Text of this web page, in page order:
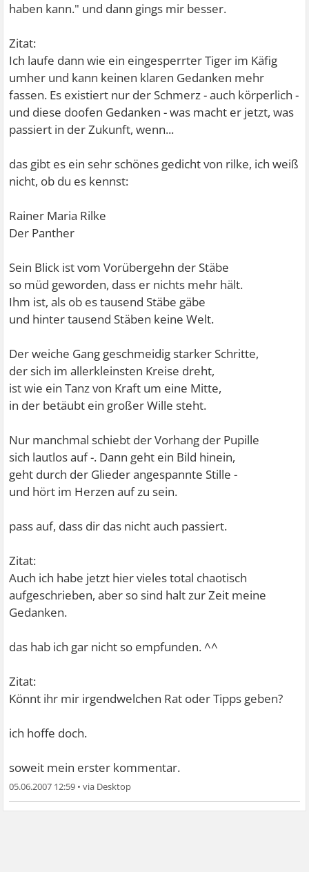
haben kann." und dann gings mir besser.
Zitat:
Ich laufe dann wie ein eingesperrter Tiger im Käfig
umher und kann keinen klaren Gedanken mehr
fassen. Es existiert nur der Schmerz - auch körperlich -
und diese doofen Gedanken - was macht er jetzt, was
passiert in der Zukunft, wenn...
das gibt es ein sehr schönes gedicht von rilke, ich weiß
nicht, ob du es kennst:
Rainer Maria Rilke
Der Panther
Sein Blick ist vom Vorübergehn der Stäbe
so müd geworden, dass er nichts mehr hält.
Ihm ist, als ob es tausend Stäbe gäbe
und hinter tausend Stäben keine Welt.
Der weiche Gang geschmeidig starker Schritte,
der sich im allerkleinsten Kreise dreht,
ist wie ein Tanz von Kraft um eine Mitte,
in der betäubt ein großer Wille steht.
Nur manchmal schiebt der Vorhang der Pupille
sich lautlos auf -. Dann geht ein Bild hinein,
geht durch der Glieder angespannte Stille -
und hört im Herzen auf zu sein.
pass auf, dass dir das nicht auch passiert.
Zitat:
Auch ich habe jetzt hier vieles total chaotisch
aufgeschrieben, aber so sind halt zur Zeit meine
Gedanken.
das hab ich gar nicht so empfunden. ^^
Zitat:
Könnt ihr mir irgendwelchen Rat oder Tipps geben?
ich hoffe doch.
soweit mein erster kommentar.
05.06.2007 12:59 •